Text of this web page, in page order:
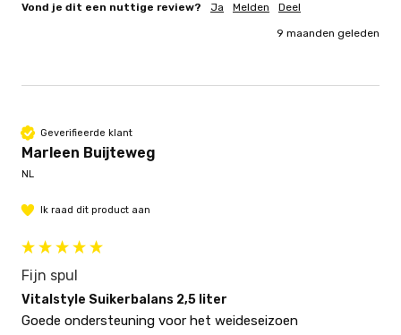
Vond je dit een nuttige review? Ja Melden Deel
9 maanden geleden
Geverifieerde klant
Marleen Buijteweg
NL
Ik raad dit product aan
Fijn spul
Vitalstyle Suikerbalans 2,5 liter
Goede ondersteuning voor het weideseizoen